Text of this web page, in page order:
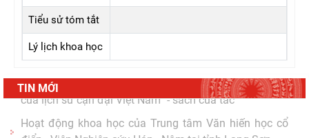
Tiểu sử tóm tắt
Lý lịch khoa học
TIN MỚI
"Đồng bằng sông Mê Kông trong tiến trình phát triển
của lịch sử cận đại Việt Nam” - sách của tác